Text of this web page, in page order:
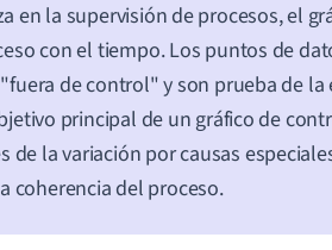
en la supervisión de procesos, el
con el tiempo. Los puntos de
de control" y son prueba de la
principal de un gráfico de
de la variación por causas
coherencia del proceso.